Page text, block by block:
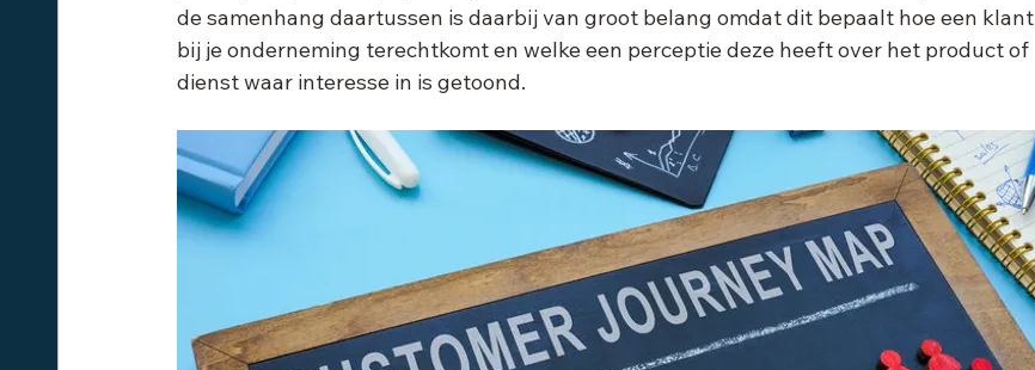
de samenhang daartussen is daarbij van groot belang omdat dit bepaalt hoe een klant
bij je onderneming terechtkomt en welke een perceptie deze heeft over het product of
dienst waar interesse in is getoond.